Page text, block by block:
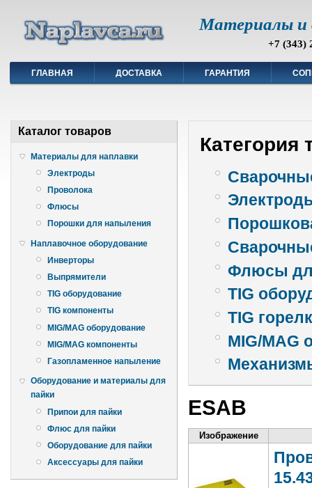
Материалы и
+7 (343)
ГЛАВНАЯ ДОСТАВКА ГАРАНТИЯ
Каталог товаров
Материалы для наплавки
Электроды
Проволока
Флюсы
Порошки для напыления
Наплавочное оборудование
Инверторы
Выпрямители
TIG оборудование
TIG компоненты
MIG/MAG оборудование
MIG/MAG компоненты
Газопламенное напыление
Оборудование и материалы для
пайки
Припои для пайки
Флюс для пайки
Оборудование для пайки
Аксессуары для пайки
Категория
Флюсы
TIG
TIG
MIG/MAG
ESAB
Изображение